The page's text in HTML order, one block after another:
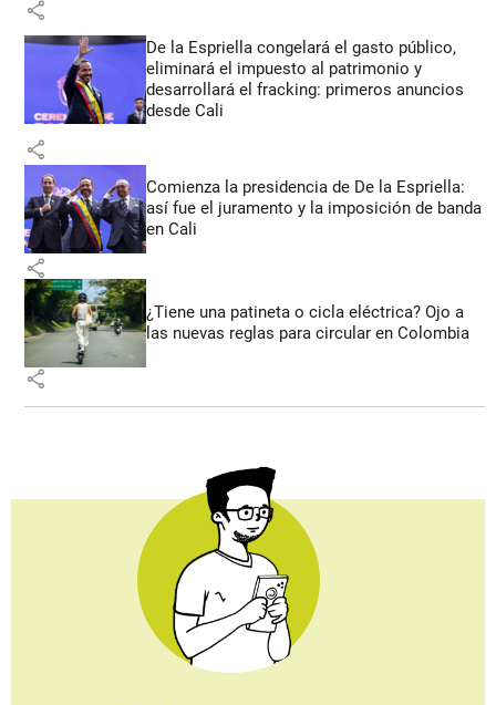
share
De la Espriella congelará el gasto público,
eliminará el impuesto al patrimonio y
desarrollará el fracking: primeros anuncios
desde Cali
share
Comienza la presidencia de De la Espriella:
así fue el juramento y la imposición de banda
en Cali
share
¿Tiene una patineta o cicla eléctrica? Ojo a
las nuevas reglas para circular en Colombia
share